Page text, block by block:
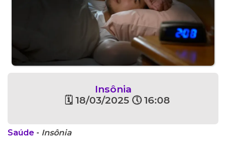
Insônia
🗓 18/03/2025 🕔 16:08
Saúde - Insônia